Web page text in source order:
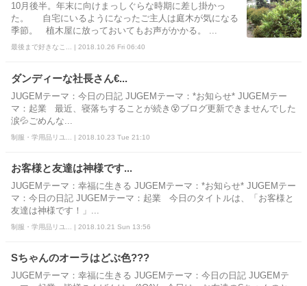
10月後半。年末に向けまっしぐらな時期に差し掛かっ
た。 自宅にいるようになったご主人は庭木が気になる
季節。 植木屋に放っておいてもお声がかかる。 ...
最後まで好きなこ... | 2018.10.26 Fri 06:40
ダンディーな社長さん€...
JUGEMテーマ：今日の日記 JUGEMテーマ：*お知らせ* JUGEMテー
マ：起業 最近、寝落ちすることが続き😵ブログ更新できませんでした
涙💦ごめんな...
制服・学用品リユ... | 2018.10.23 Tue 21:10
お客様と友達は神様です...
JUGEMテーマ：幸福に生きる JUGEMテーマ：*お知らせ* JUGEMテー
マ：今日の日記 JUGEMテーマ：起業 今日のタイトルは、「お客様と
友達は神様です！」...
制服・学用品リユ... | 2018.10.21 Sun 13:56
Sちゃんのオーラはどぶ色???
JUGEMテーマ：幸福に生きる JUGEMテーマ：今日の日記 JUGEMテ